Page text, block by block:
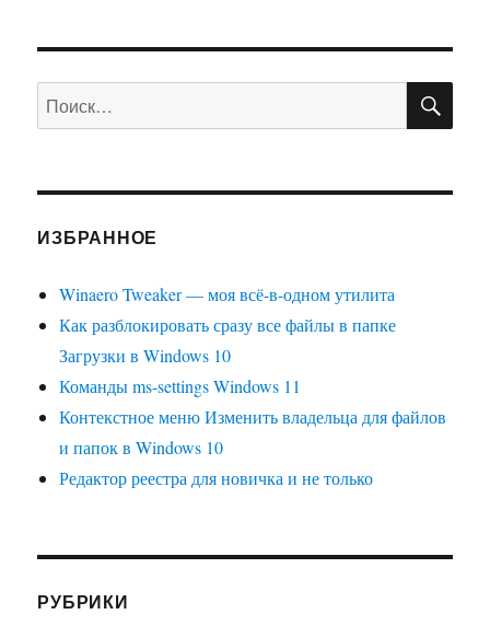
Искать:
ИЗБРАННОЕ
Winaero Tweaker — моя всё-в-одном утилита
Как разблокировать сразу все файлы в папке
Загрузки в Windows 10
Команды ms-settings Windows 11
Контекстное меню Изменить владельца для файлов
и папок в Windows 10
Редактор реестра для новичка и не только
РУБРИКИ